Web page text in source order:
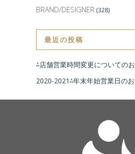
BRAND/DESIGNER (328)
最近の投稿
⁂店舗営業時間変更についての
2020-2021⁂年末年始営業日の